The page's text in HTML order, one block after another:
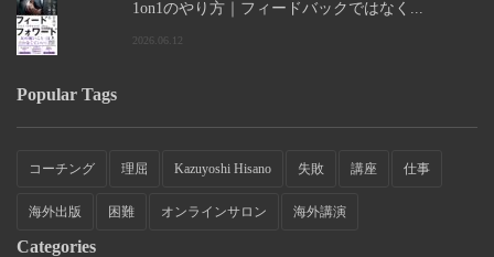
1on1のやり方｜フィードバックではなく...
2026.06.12
Popular Tags
コーチング 理屈 Kazuyoshi Hisano 失敗 講座 仕事
海外出版 困難 オンラインサロン 海外講演
Categories